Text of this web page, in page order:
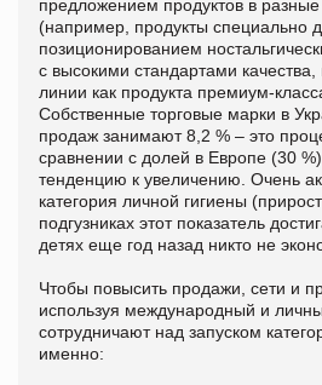
предложением продуктов в
(например, продукты специально
позиционированием
с высокими стандартами
линии как продукта премиум-
Собственные торговые марки в
продаж занимают 8,2 % – это
сравнении с долей в Европе (30
тенденцию к увеличению. Очень
категория личной гигиены
подгузниках этот показатель
детях еще год назад никто не
Чтобы повысить продажи, сети и
используя международный и
сотрудничают над запуском
именно: